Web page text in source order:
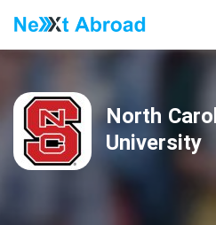
North
University